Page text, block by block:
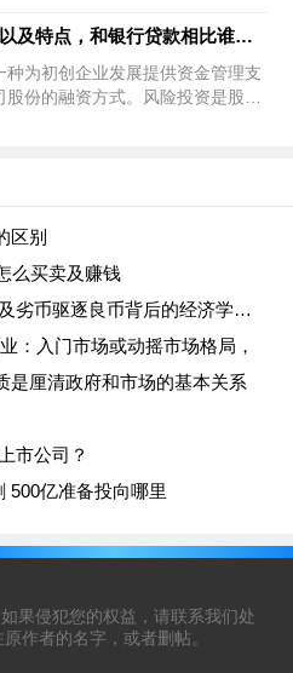
公司。 2
风险投资的内容以及特点，和银行贷款相比谁好一点？
为初创企业发展提供资金管理支
份的融资方式。风险投资是股权
区别
么买卖及赚钱
什么是柠檬市场 柠檬市场及劣币驱逐良币背后的经济学现象
：入门市场或动摇市场格局，
是厘清政府和市场的基本关系
市公司？
500亿准备投向哪里
果侵犯您的权益，请联系我们处
作者的名字，或者删帖。